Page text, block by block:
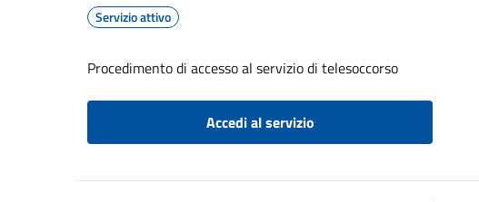
Servizio attivo
Procedimento di accesso al servizio di telesoccorso
Accedi al servizio